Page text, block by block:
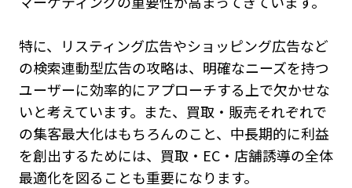
特に、リスティング広告やショッピング広告など
の検索連動型広告の攻略は、明確なニーズを持つ
ユーザーに効率的にアプローチする上で欠かせな
いと考えています。また、買取・販売それぞれで
の集客最大化はもちろんのこと、中長期的に利益
を創出するためには、買取・EC・店舗誘導の全体
最適化を図ることも重要になります。